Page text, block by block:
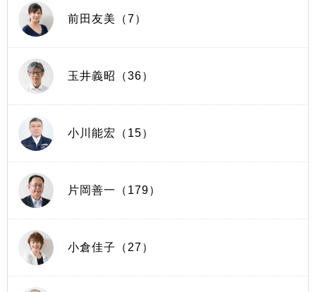
前田友美（7）
玉井義昭（36）
小川能宏（15）
片岡善一（179）
小倉佳子（27）